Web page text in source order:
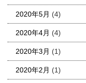
2020年5月 (4)
2020年4月 (4)
2020年3月 (1)
2020年2月 (1)